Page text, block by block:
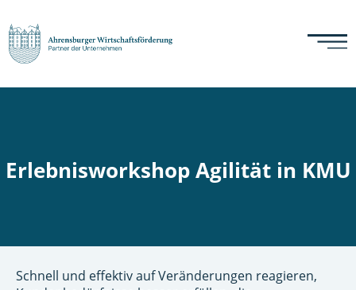
Erlebnisworkshop Agilität in KMU
Schnell und effektiv auf Veränderungen reagieren,